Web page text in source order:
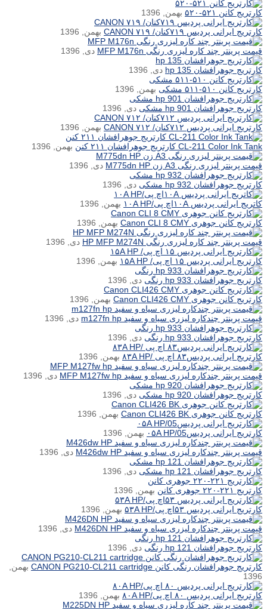
کارتریج کانن ۵۲۱-۵۲۰
بهمن, 1396
کارتریج ایرانی پردیس ۷۱۹کنان/ ۷۱۹ CANON
بهمن, 1396
قیمت پرینتر چند کاره لیزری رنگی MFP M176n
دی, 1396
کارتریج جوهرافشان hp 135
دی, 1396
کارتریج کانن ۵۱۰-۵۱۱ مشکی
بهمن, 1396
کارتریج جوهرافشان hp 901 مشکی
دی, 1396
کارتریج ایرانی پردیس ۷۱۲کنان/ ۷۱۲ CANON
بهمن, 1396
CL-211 Color Ink Tank کارتریج جوهرافشان ۲۱۱ کنن
بهمن, 1396
قیمت پرینتر لیزری رنگی A3 زن M775dn HP
دی, 1396
کارتریج جوهرافشان hp 932 مشکی
دی, 1396
کاتریج ایرانی پردیس ۱۰Aاچ پی/۱۰A HP
بهمن, 1396
کارتریج کانن جوهری Canon CLI 8 CMY
بهمن, 1396
قیمت پرینتر چند کاره لیزری رنگی HP MFP M274N
دی, 1396
کارتریج ایرانی پردیس ۱۵ اچ پی/ ۱۵A HP
بهمن, 1396
کارتریج جوهرافشان hp 933 رنگی
دی, 1396
کارتریج کانن جوهری Canon CLI426 CMY
بهمن, 1396
قیمت پرینتر چندکاره لیزری سیاه و سفید m127fn hp
دی, 1396
کارتریج جوهرافشان hp 933 رنگی
دی, 1396
کارتریج ایرانی پردیس۸۳ اچ پی /۸۳A HP
بهمن, 1396
قیمت پرینتر چندکاره لیزری سیاه و سفید MFP M127fw hp
دی, 1396
کارتریج جوهرافشان hp 920 مشکی
دی, 1396
کارتریج کانن جوهری Canon CLI426 BK
بهمن, 1396
کارتریج ایرانی پردیس۰۵A HP/05
بهمن, 1396
قیمت پرینتر چندکاره لیزری سیاه و سفید M426dw HP
دی, 1396
کارتریج جوهرافشان hp 121 مشکی
دی, 1396
کارتریج ۲۲۱-۲۲۰ جوهری کانن
بهمن, 1396
کارتریج ایرانی پردیس ۵۳اچ پی/۵۳A HP
بهمن, 1396
قیمت پرینتر چندکاره لیزری سیاه و سفید M426DN HP
دی, 1396
کارتریج جوهرافشان hp 121 رنگی
دی, 1396
کارتریج جوهرافشان رنگی کانن CANON PG210-CL211 cartridge
بهمن,
1396
کارتریج ایرانی پردیس ۸۰ اچ پی/۸۰A HP
بهمن, 1396